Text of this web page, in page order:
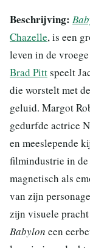
Beschrijving:
Chazelle, is een
leven in de
Brad Pittspeelt
die worstelt met
geluid. Margot
gedurfde actrice
en meeslepende
filmindustrie in de
magnetisch als
van zijn
zijn visuele
Babylon een